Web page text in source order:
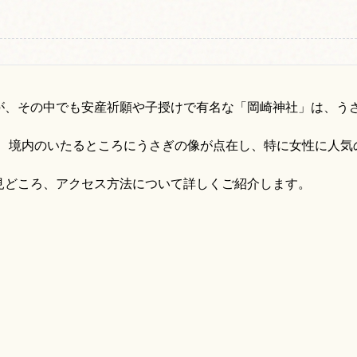
その中でも安産祈願や子授けで有名な「岡崎神社」は、う
境内のいたるところにうさぎの像が点在し、特に女性に人
ころ、アクセス方法について詳しくご紹介します。